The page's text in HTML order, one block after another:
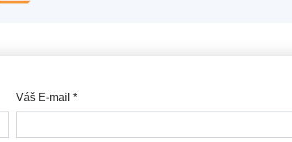
Váš E-mail *